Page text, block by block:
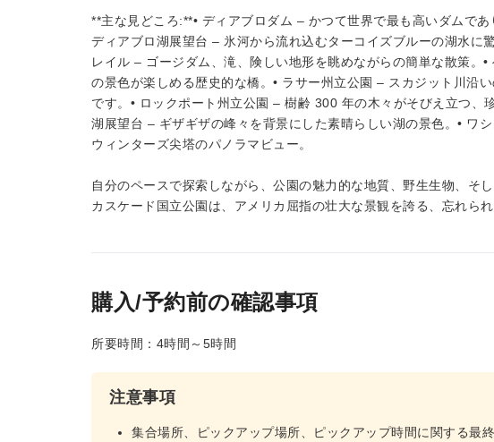
**主な見どころ:**• ディアブロダム – かつて世界で最も高いダムで
ディアブロ湖展望台 – 氷河から流れ込むターコイズブルーの湖水に
レイル – ゴージダム、滝、険しい地形を眺めながらの簡単な散策。
の景色が楽しめる歴史的な橋。• ラサー州立公園 – スカジット川沿
です。• ロックポート州立公園 – 樹齢 300 年の木々がそびえ立つ、
湖展望台 – ギザギザの峰々を背景にした素晴らしい湖の景色。• ワ
ウィンターズ尖塔のパノラマビュー。
自分のペースで探索しながら、公園の魅力的な地質、野生生物、そ
カスケード国立公園は、アメリカ屈指の壮大な景観を誇る、忘れら
購入/予約前の確認事項
所要時間：4時間～5時間
注意事項
集合場所、ピックアップ場所、ピックアップ時間に関する最